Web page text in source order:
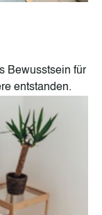
Bewusstsein für
entstanden.